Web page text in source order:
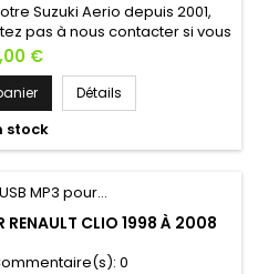
Suzuki Aerio depuis 2001,
pas à nous contacter si vous
question !
€
Détails
stock
RENAULT CLIO 1998 À 2008
0